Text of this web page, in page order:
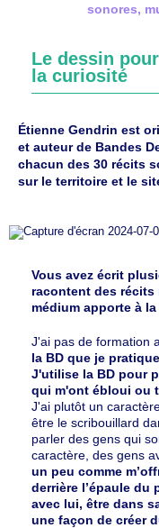
sonores,
Le dessin
la curiosité
Étienne Gendrin est
et auteur de Bandes
chacun des 30 récits
sur le territoire et le
Vous avez écrit
racontent des récits
médium apporte à
J'ai pas de formation
la BD que je
J'utilise la BD pour
qui m'ont ébloui ou
J'ai plutôt un
être le scribouillard
parler des gens qui
caractère, des gens
un peu comme
derrière l’épaule du
avec lui, être dans
une façon de créer